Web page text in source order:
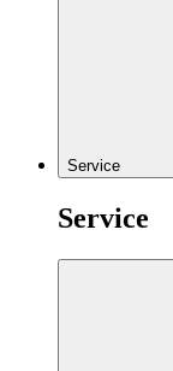
Service
Service